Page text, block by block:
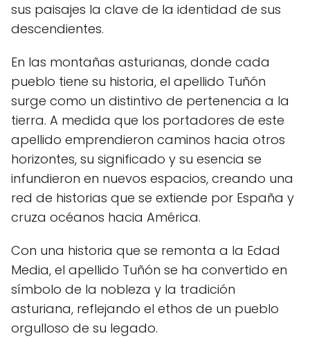
sus paisajes la clave de la identidad de sus
descendientes.
En las montañas asturianas, donde cada
pueblo tiene su historia, el apellido Tuñón
surge como un distintivo de pertenencia a la
tierra. A medida que los portadores de este
apellido emprendieron caminos hacia otros
horizontes, su significado y su esencia se
infundieron en nuevos espacios, creando una
red de historias que se extiende por España y
cruza océanos hacia América.
Con una historia que se remonta a la Edad
Media, el apellido Tuñón se ha convertido en
símbolo de la nobleza y la tradición
asturiana, reflejando el ethos de un pueblo
orgulloso de su legado.